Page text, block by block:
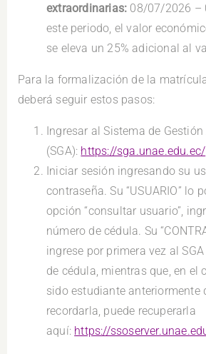
extraordinarias: 08/07/2026 –
este periodo, el valor
se eleva un 25% adicional al
Para la formalización de la
deberá seguir estos pasos:
Ingresar al Sistema de
(SGA): https://sga.unae.edu.ec/
Iniciar sesión ingresando su
contraseña. Su “USUARIO” lo
opción “consultar usuario”,
número de cédula. Su
ingrese por primera vez al
de cédula, mientras que, en el
sido estudiante anteriormente
recordarla, puede recuperarla
aquí: https://